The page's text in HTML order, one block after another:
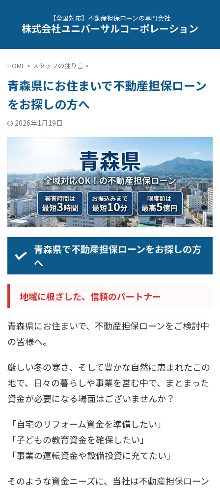
【全国対応】不動産担保ローンの専門会社
株式会社ユニバーサルコーポレーション
HOME > スタッフの独り言 >
青森県にお住まいで不動産担保ローン
をお探しの方へ
2026年1月19日
青森県で不動産担保ローンをお探しの方
へ
地域に根ざした、信頼のパートナー
青森県にお住まいで、不動産担保ローンをご検討中
の皆様へ。
厳しい冬の寒さ、そして豊かな自然に恵まれたこの
地で、日々の暮らしや事業を営む中で、まとまった
資金が必要になる場面はございませんか？
「自宅のリフォーム資金を準備したい」
「子どもの教育資金を確保したい」
「事業の運転資金や設備投資に充てたい」
そのような資金ニーズに、当社は不動産担保ローン